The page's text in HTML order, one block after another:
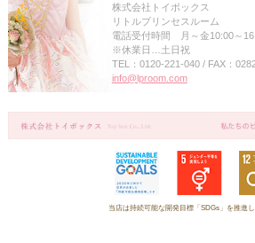
株式会社トイボックス
リトルプリンセスルーム
電話受付時間 月～金10:00～
※休業日…土日祝
TEL：0120-221-040 / FAX：
info@lproom.com
当店は持続可能な開発目標「SDGs」を推進し